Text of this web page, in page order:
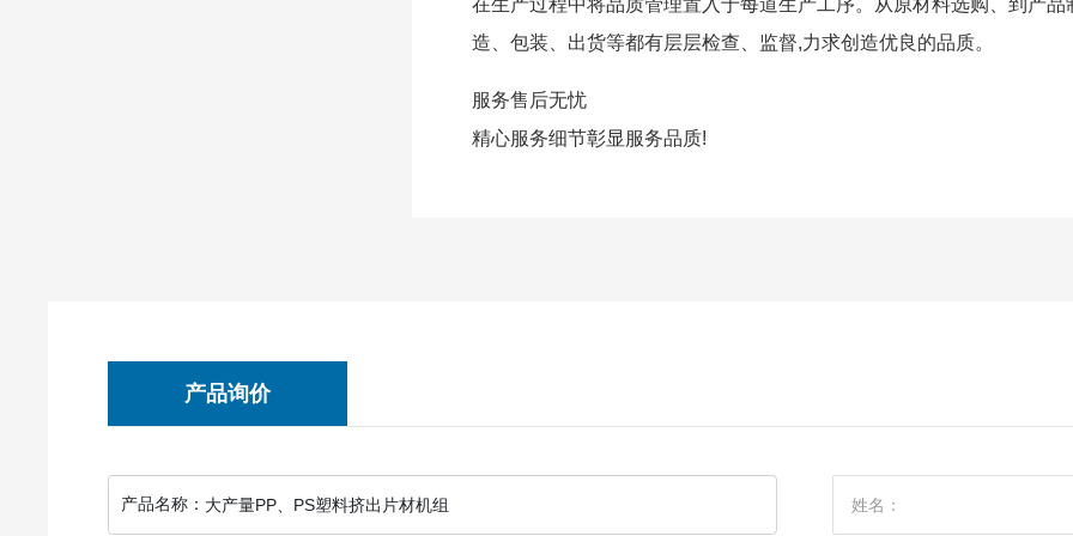
在生产过程中将品质管理置入于每道生产工序。从原材料选购、到产品
造、包装、出货等都有层层检查、监督,力求创造优良的品质。
服务售后无忧
精心服务细节彰显服务品质!
产品询价
产品名称： 大产量PP、PS塑料挤出片材机组